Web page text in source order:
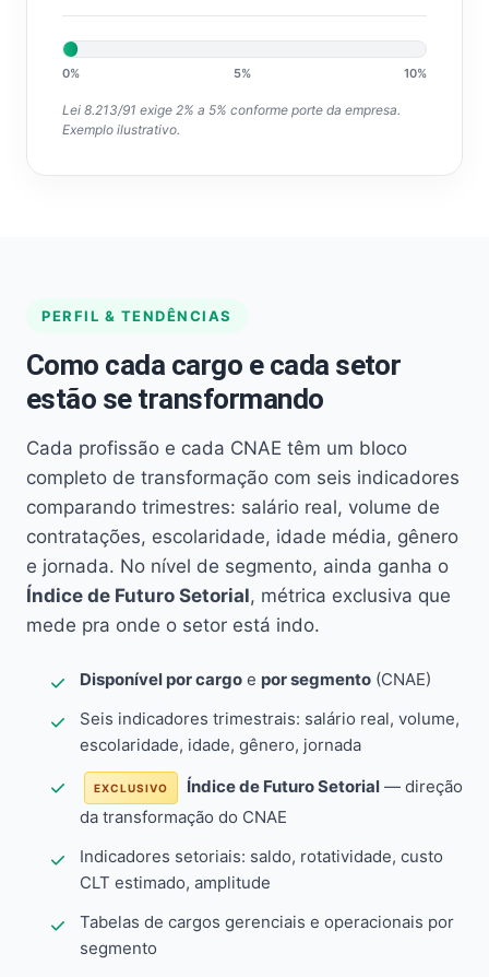
0% 5% 10%
Lei 8.213/91 exige 2% a 5% conforme porte da empresa.
Exemplo ilustrativo.
PERFIL & TENDÊNCIAS
Como cada cargo e cada setor
estão se transformando
Cada profissão e cada CNAE têm um bloco
completo de transformação com seis indicadores
comparando trimestres: salário real, volume de
contratações, escolaridade, idade média, gênero
e jornada. No nível de segmento, ainda ganha o
Índice de Futuro Setorial, métrica exclusiva que
mede pra onde o setor está indo.
Disponível por cargo e por segmento (CNAE)
Seis indicadores trimestrais: salário real, volume,
escolaridade, idade, gênero, jornada
EXCLUSIVO Índice de Futuro Setorial — direção
da transformação do CNAE
Indicadores setoriais: saldo, rotatividade, custo
CLT estimado, amplitude
Tabelas de cargos gerenciais e operacionais por
segmento